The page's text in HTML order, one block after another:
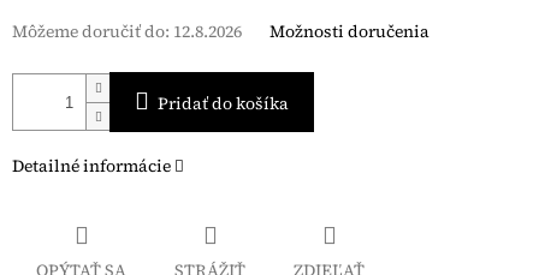
Môžeme doručiť do: 12.8.2026 Možnosti doručenia
Pridať do košíka
Detailné informácie
OPÝTAŤ SA STRÁŽIŤ ZDIEĽAŤ